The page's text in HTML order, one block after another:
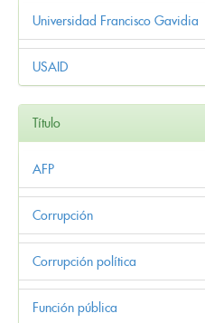
Universidad Francisco Gavidia
USAID
Título
AFP
Corrupción
Corrupción política
Función pública